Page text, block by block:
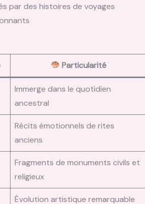
par des histoires de voyages
Particularité
Immerge dans le quotidien
ancestral
Récits émotionnels de rites
anciens
Fragments de monuments civils et
religieux
Évolution artistique remarquable